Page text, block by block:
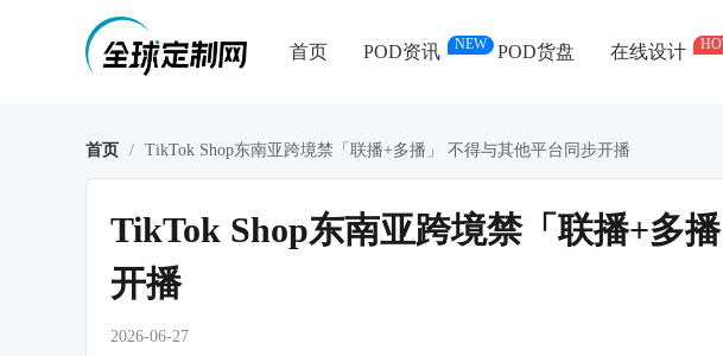
首页 POD资讯 NEW POD货盘 在线设计
首页 / TikTok Shop东南亚跨境禁「联播+多播」 不得与其他平台同步开播
TikTok Shop东南亚跨境禁「联播+多
开播
2026-06-27